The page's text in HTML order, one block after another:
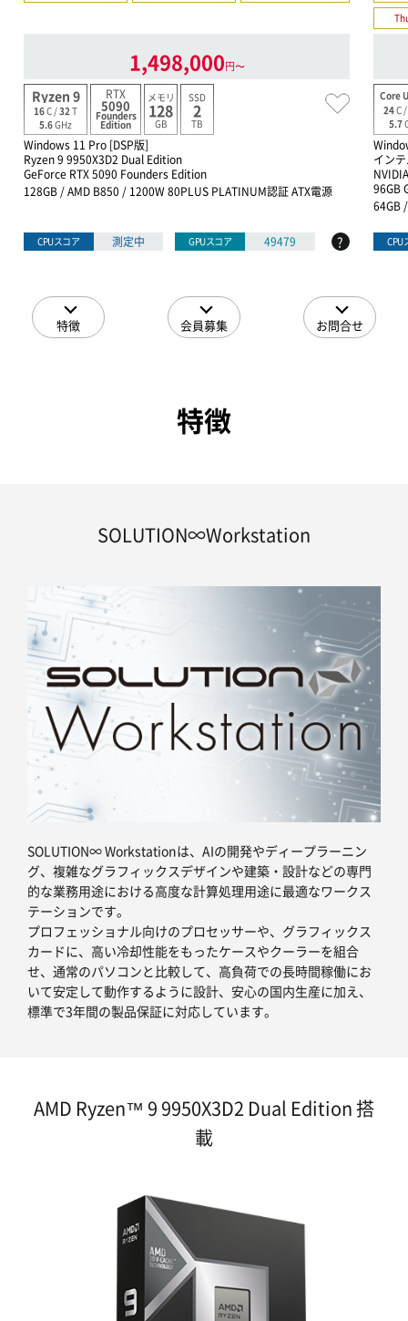
1,498,000円〜
Ryzen 9
16C /32T
5.6GHz
RTX
5090
Founders
Edition
メモリ
128
GB
SSD
2
TB
Windows 11 Pro [DSP版]
Ryzen 9 9950X3D2 Dual Edition
GeForce RTX 5090 Founders Edition
128GB / AMD B850 / 1200W 80PLUS PLATINUM認証 ATX電源
CPUスコア 測定中 GPUスコア 49479 ?
Core
24C /
5.7
イン
96GB
64GB
CPU
特徴 会員募集 お問合せ
特徴
SOLUTION∞Workstation
SOLUTION∞ Workstationは、AIの開発やディープラーニン
グ、複雑なグラフィックスデザインや建築・設計などの専門
的な業務用途における高度な計算処理用途に最適なワークス
テーションです。
プロフェッショナル向けのプロセッサーや、グラフィックス
カードに、高い冷却性能をもったケースやクーラーを組合
せ、通常のパソコンと比較して、高負荷での長時間稼働にお
いて安定して動作するように設計、安心の国内生産に加え、
標準で3年間の製品保証に対応しています。
AMD Ryzen™ 9 9950X3D2 Dual Edition 搭
載